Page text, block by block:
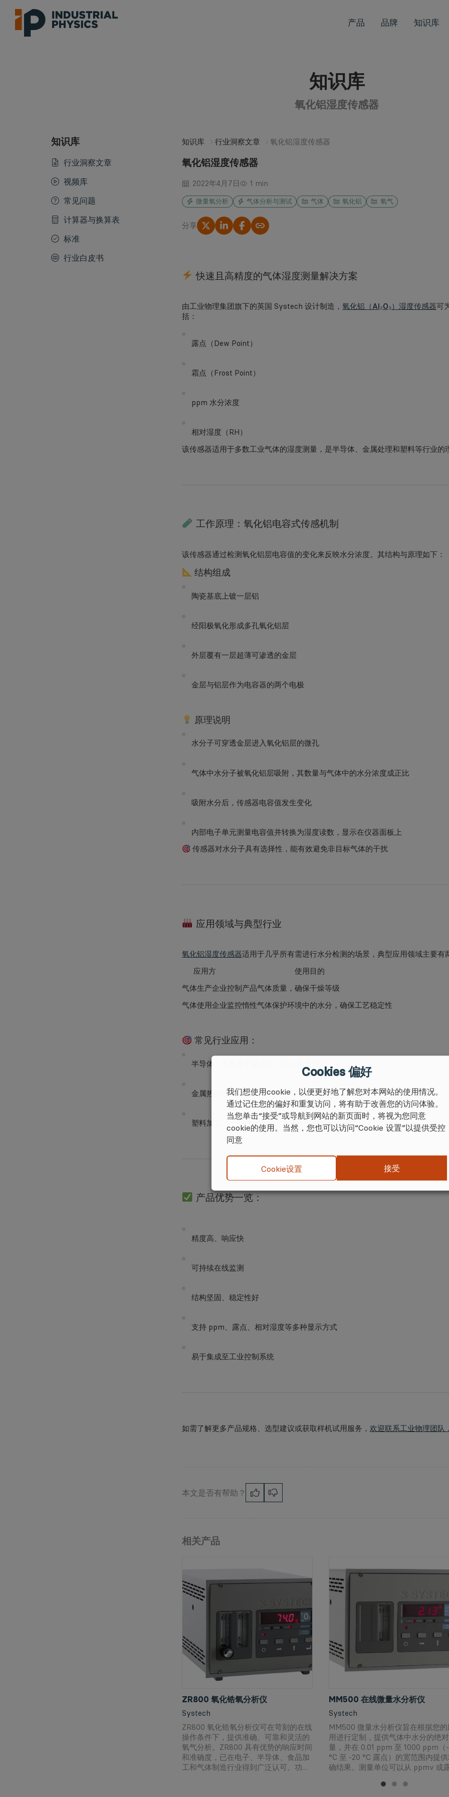
产品 品牌 知识库
知识库
氧化铝湿度传感器
知识库
行业洞察文章
视频库
常见问题
计算器与换算表
标准
行业白皮书
知识库 行业洞察文章 氧化铝湿度传感器
氧化铝湿度传感器
2022年4月7日 1 min
微量氧分析 气体分析与测试 气体 氧化铝 氧气
分享 复制链接
快速且高精度的气体湿度测量解决方案
由工业物理集团旗下的英国 Systech 设计制造， 氧化铝（Al₂O₃）湿度传感器可
括：
露点（Dew Point）
霜点（Frost Point）
ppm 水分浓度
相对湿度（RH）
该传感器适用于多数工业气体的湿度测量，是半导体、金属处理和塑料等行业的
工作原理：氧化铝电容式传感机制
该传感器通过检测氧化铝层电容值的变化来反映水分浓度。其结构与原理如下：
结构组成
陶瓷基底上镀一层铝
经阳极氧化形成多孔氧化铝层
外层覆有一层超薄可渗透的金层
金层与铝层作为电容器的两个电极
原理说明
水分子可穿透金层进入氧化铝层的微孔
气体中水分子被氧化铝层吸附，其数量与气体中的水分浓度成正比
吸附水分后，传感器电容值发生变化
内部电子单元测量电容值并转换为湿度读数，显示在仪器面板上
传感器对水分子具有选择性，能有效避免非目标气体的干扰
应用领域与典型行业
氧化铝湿度传感器适用于几乎所有需进行水分检测的场景，典型应用领域主要有
应用方
使用目的
气体生产企业控制产品气体质量，确保干燥等级
气体使用企业监控惰性气体保护环境中的水分，确保工艺稳定性
常见行业应用：
半导体
金属热处理：确保炉气干燥，防止氧化反应
塑料加工 ：干燥过程控制，避免水分引发材料缺陷
产品优势一览：
精度高、响应快
可持续在线监测
结构坚固、稳定性好
支持 ppm、露点、相对湿度等多种显示方式
易于集成至工业控制系统
如需了解更多产品规格、选型建议或获取样机试用服务， 欢迎联系工业物理团队
本文是否有帮助？
相关产品
ZR800 氧化锆氧分析仪
Systech
ZR800 氧化锆氧分析仪可在苛刻的在线
操作条件下，提供准确、可靠和灵活的
氧气分析。ZR800 具有优势的响应时间
和准确度，已在电子、半导体、食品加
工和气体制造行业得到广泛认可。功能
MM500 在线微量水分析仪
Systech
MM500 微量水分析仪旨在根据您的
用进行定制，提供气体中水分的绝
量，并在 0.01 ppm 至 1000 ppm（-
°C 至 -20 °C 露点）的宽范围内提
确结果。测量单位可以从 ppmv 或
Cookies 偏好
我们想使用cookie，以便更好地了解您对本网站的使用情况。
通过记住您的偏好和重复访问，将有助于改善您的访问体验。
当您单击“接受”或导航到网站的新页面时，将视为您同意
cookie的使用。当然，您也可以访问“Cookie 设置”以提供受控
同意
Cookie设置 接受